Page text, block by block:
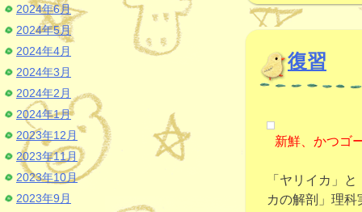
復習
新鮮、かつゴ
「ヤリイカ」
カの解剖」理
2024年6月
2024年5月
2024年4月
2024年3月
2024年2月
2024年1月
2023年12月
2023年11月
2023年10月
2023年9月